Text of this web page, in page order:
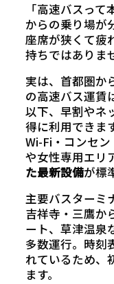
「高速バスっ
からの乗り場
座席が狭くて疲
持ちではありま
実は、首都圏か
の高速バス運賃
以下、早割やネ
得に利用できま
Wi-Fi・コンセ
や女性専用エリ
た最新設備が標
主要バスターミ
吉祥寺・三鷹か
ート、草津温泉
多数運行。時刻
れているため、
ます。